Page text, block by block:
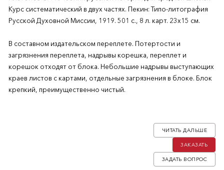
Курс систематический в двух частях. Пекин: Типо-литография
Русской Духовной Миссии, 1919. 501 с., 8 л. карт. 23х15 см.
В составном издательском переплете. Потертости и
загрязнения переплета, надрывы корешка, переплет и
корешок отходят от блока. Небольшие надрывы выступающих
краев листов с картами, отдельные загрязнения в блоке. Блок
крепкий, преимущественно чистый.
ЗАДАТЬ ВОПРОС
ЗАКАЗАТЬ
ЧИТАТЬ ДАЛЬШЕ